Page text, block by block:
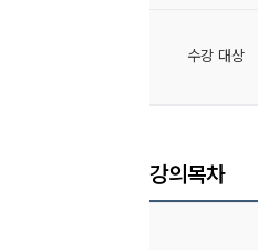
수강 대상
강의목차